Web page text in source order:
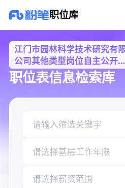
职位库
江门市园林科学技术研究有
公司其他类型岗位自主公开招
聘情况
职位表信息检索库
请选择基层工作年限
请选择薪资范围